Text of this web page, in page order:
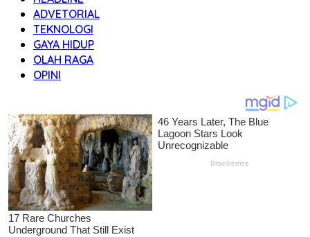
ADVETORIAL
TEKNOLOGI
GAYA HIDUP
OLAH RAGA
OPINI